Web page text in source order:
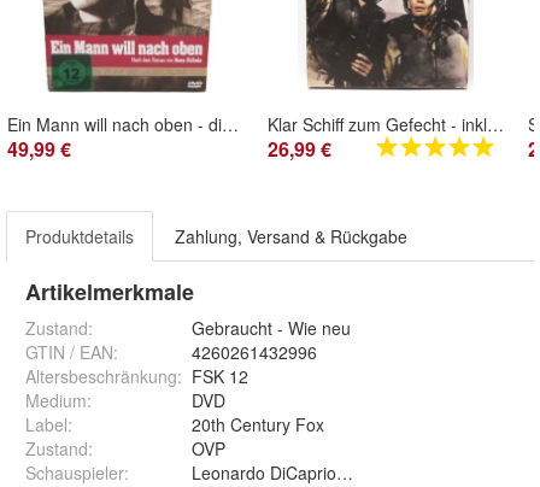
Ein Mann will nach oben - die komplette Serie - ZDF - Hans Fallada - DVD
49,99 €
Klar Schiff zum Gefecht - inkl. Einleger - Jeff Chandler - DVD
26,99 €
Produktdetails Zahlung, Versand & Rückgabe
Artikelmerkmale
Zustand:
Gebraucht - Wie neu
GTIN / EAN:
4260261432996
Altersbeschränkung: FSK 12
Medium:
DVD
Label:
20th Century Fox
Zustand:
OVP
Schauspieler: Leonardo DiCaprio / Robert De Niro